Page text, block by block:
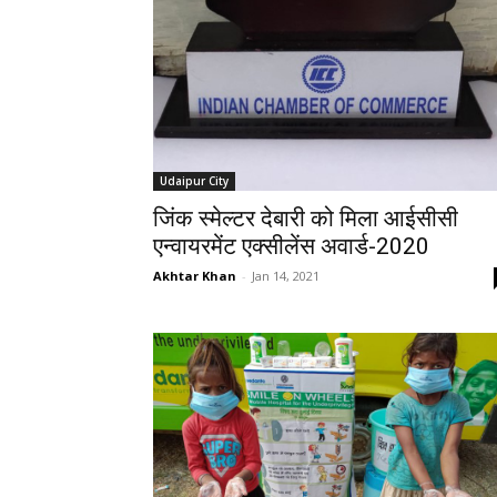
Udaipur City
जिंक स्मेल्टर देबारी को मिला आईसीसी
एन्वायरमेंट एक्सीलेंस अवार्ड-2020
Akhtar Khan - Jan 14, 2021